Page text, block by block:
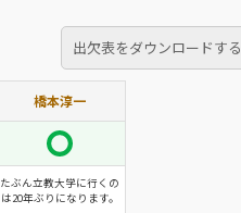
出欠表をダウンロードする
橋本淳一
たぶん立教大学に行くの
は20年ぶりになります。